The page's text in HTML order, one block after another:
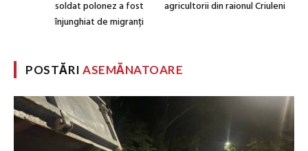
soldat polonez a fost
înjunghiat de migranți
agricultorii din raionul Criuleni
POSTĂRIASEMĂNATOARE